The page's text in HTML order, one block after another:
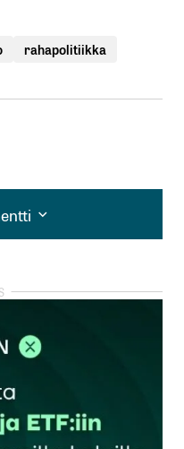
rahapolitiikka
kirjautua